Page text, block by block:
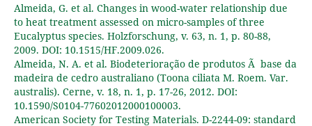
Almeida, G. et al. Changes in wood-water relationship due
to heat treatment assessed on micro-samples of three
Eucalyptus species. Holzforschung, v. 63, n. 1, p. 80-88,
2009. DOI: 10.1515/HF.2009.026.
Almeida, N. A. et al. Biodeterioração de produtos Ã base da
madeira de cedro australiano (Toona ciliata M. Roem. Var.
australis). Cerne, v. 18, n. 1, p. 17-26, 2012. DOI:
10.1590/S0104-77602012000100003.
American Society for Testing Materials. D-2244-09: standard